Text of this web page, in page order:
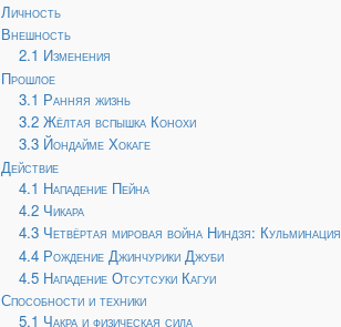
Личность
Внешность
2.1 Изменения
Прошлое
3.1 Ранняя жизнь
3.2 Жёлтая вспышка Конохи
3.3 Йондайме Хокаге
Действие
4.1 Нападение Пейна
4.2 Чикара
4.3 Четвёртая мировая война Ниндзя: Кульминация
4.4 Рождение Джинчурики Джуби
4.5 Нападение Отсутсуки Кагуи
Способности и техники
5.1 Чакра и физическая сила